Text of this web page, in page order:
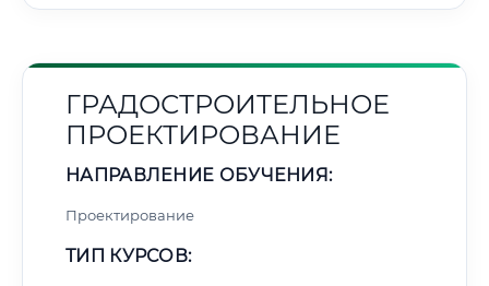
ГРАДОСТРОИТЕЛЬНОЕ
ПРОЕКТИРОВАНИЕ
НАПРАВЛЕНИЕ ОБУЧЕНИЯ:
Проектирование
ТИП КУРСОВ: